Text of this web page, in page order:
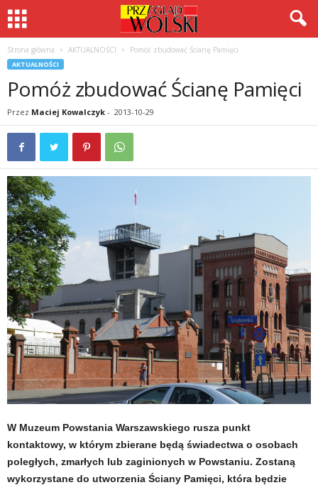
Strona główna AKTUALNOŚCI Pomóż zbudować Ścianę Pamięci
AKTUALNOŚCI
Pomóż zbudować Ścianę Pamięci
Przez Maciej Kowalczyk - 2013-10-29
W Muzeum Powstania Warszawskiego rusza punkt
kontaktowy, w którym zbierane będą świadectwa o osobach
poległych, zmarłych lub zaginionych w Powstaniu. Zostaną
wykorzystane do utworzenia Ściany Pamięci, która będzie